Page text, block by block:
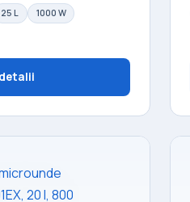
25 L 1000 W